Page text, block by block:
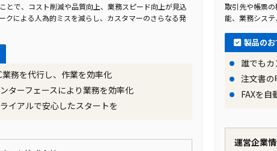
後押ししました。
業務
NOCのRPAサービスを導入し、複数の業務自動化に成功しま
文取り消し処理」では、毎日1時間かかっていた作業を全自動
した。「プロダクトID取得エラー処理」では、社内リソースが
能にしました。「支払い伝票頭紙作成」や「代理店様向け週報作
担の軽減と効率化を実現しました。これらの成功により、社内
業務改善へと繋がっています。
とで、コスト削減や品質向上、業務スピード向上が見込
クによる人為的ミスを減らし、カスタマーのさらなる発
務を代行し、作業を効率化
ターフェースにより業務を効率化
イアルで安心したスタートを
取引先や帳票
能、業務システ
製品の
誰でも
注文書
FAXを自
運営企業